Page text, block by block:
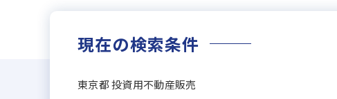
現在の検索条件
東京都 投資用不動産販売